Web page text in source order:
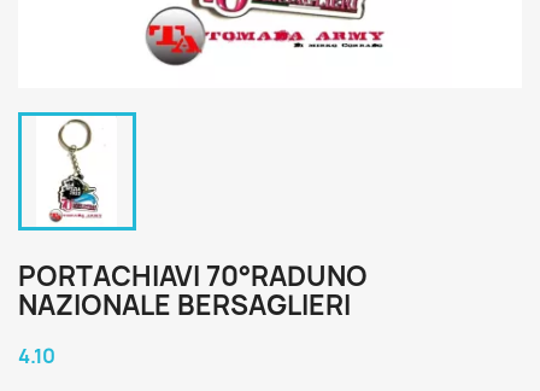
PORTACHIAVI 70°RADUNO
NAZIONALE BERSAGLIERI
4.10